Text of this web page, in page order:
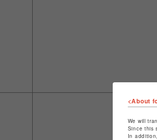
<About
We will
Since this
In